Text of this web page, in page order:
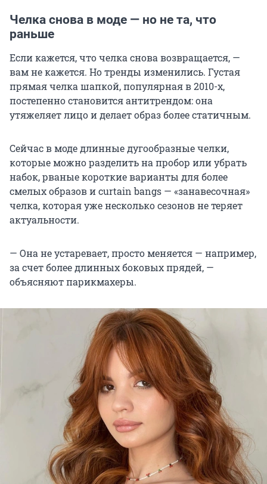
Челка снова в моде — но не та, что
раньше
Если кажется, что челка снова возвращается, —
вам не кажется. Но тренды изменились. Густая
прямая челка шапкой, популярная в 2010-х,
постепенно становится антитрендом: она
утяжеляет лицо и делает образ более статичным.
Сейчас в моде длинные дугообразные челки,
которые можно разделить на пробор или убрать
набок, рваные короткие варианты для более
смелых образов и curtain bangs — «занавесочная»
челка, которая уже несколько сезонов не теряет
актуальности.
— Она не устаревает, просто меняется — например,
за счет более длинных боковых прядей, —
объясняют парикмахеры.